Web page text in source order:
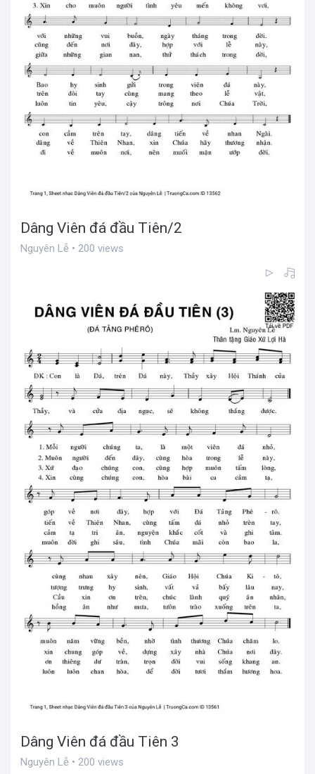
Dâng Viên đá đầu Tiên/2
Nguyên Lễ • 200 views
Dâng Viên đá đầu Tiên 3
Nguyên Lễ • 200 views